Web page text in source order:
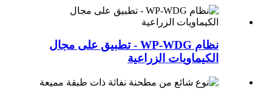
نظام WP-WDG - تطبيق على مجال
الكيماويات الزراعية